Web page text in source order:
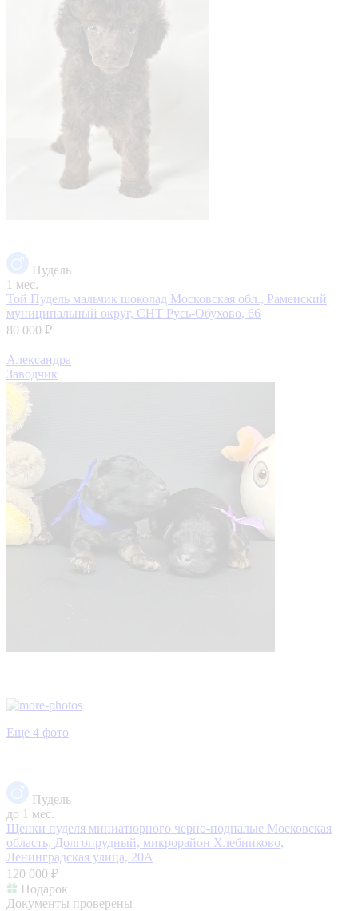
Пудель
1 мес.
Той Пудель мальчик шоколад Московская обл., Раменский
муниципальный округ, СНТ Русь-Обухово, 66
80 000 ₽
Александра
Заводчик
Еще 4 фото
Пудель
до 1 мес.
Щенки пуделя миниатюрного черно-подпалые Московская
область, Долгопрудный, микрорайон Хлебниково,
Ленинградская улица, 20А
120 000 ₽
Подарок
Документы проверены